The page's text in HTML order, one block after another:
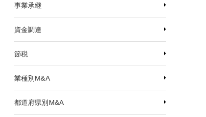
事業承継
資金調達
節税
業種別M&A
都道府県別M&A